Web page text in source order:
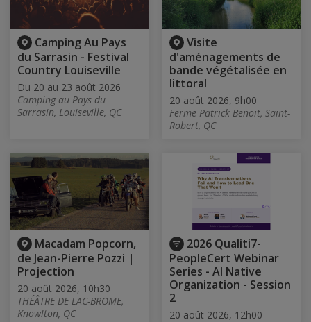
Camping Au Pays
du Sarrasin - Festival
Country Louiseville
Du 20 au 23 août 2026
Camping au Pays du
Sarrasin, Louiseville, QC
Visite
d'aménagements de
bande végétalisée en
littoral
20 août 2026, 9h00
Ferme Patrick Benoit, Saint-
Robert, QC
Macadam Popcorn,
de Jean-Pierre Pozzi |
Projection
20 août 2026, 10h30
THÉÂTRE DE LAC-BROME,
Knowlton, QC
2026 Qualiti7-
PeopleCert Webinar
Series - AI Native
Organization - Session
2
20 août 2026, 12h00